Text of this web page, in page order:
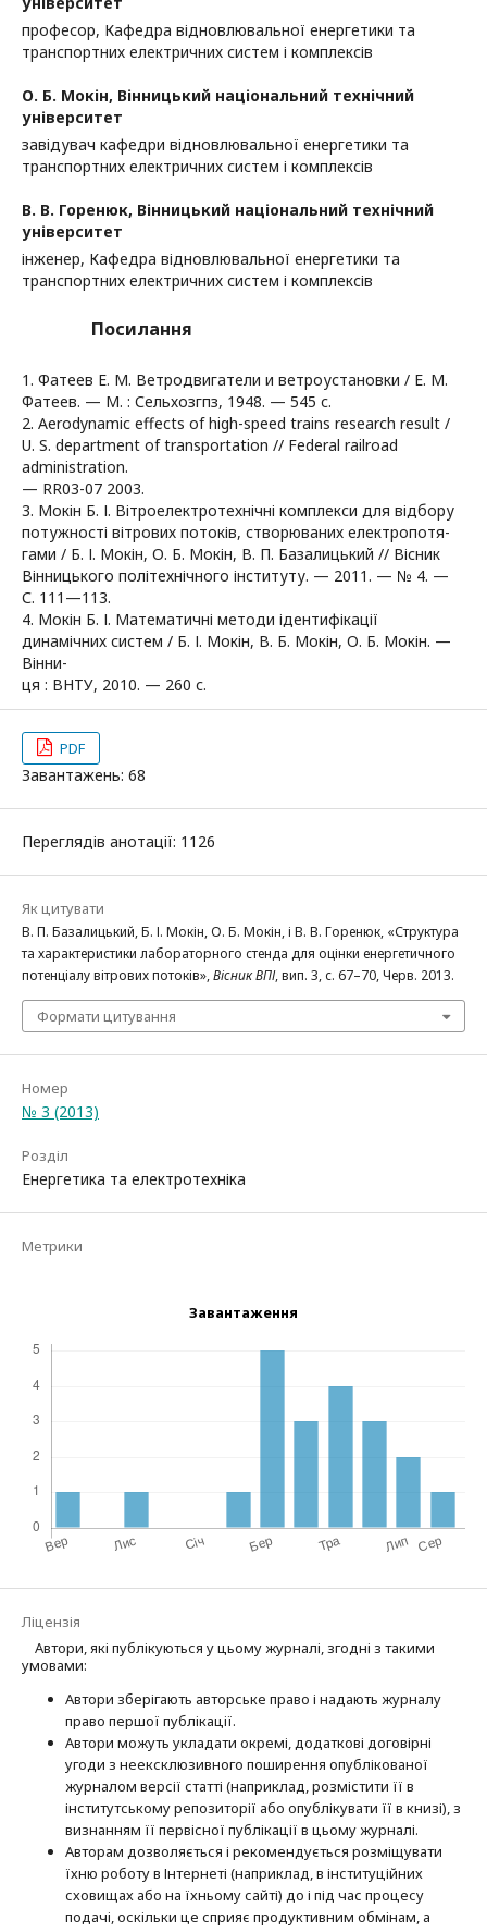
професор, Кафедра відновлювальної енергетики та
транспортних електричних систем і комплексів
О. Б. Мокін, Вінницький національний технічний
університет
завідувач кафедри відновлювальної енергетики та
транспортних електричних систем і комплексів
В. В. Горенюк, Вінницький національний технічний
університет
інженер, Кафедра відновлювальної енергетики та
транспортних електричних систем і комплексів
Посилання
1. Фатеев Е. М. Ветродвигатели и ветроустановки / Е. М.
Фатеев. — М. : Сельхозгпз, 1948. — 545 с.
2. Aerodynamic effects of high-speed trains research result /
U. S. department of transportation // Federal railroad
administration.
— RR03-07 2003.
3. Мокін Б. І. Вітроелектротехнічні комплекси для відбору
потужності вітрових потоків, створюваних електропотя-
гами / Б. І. Мокін, О. Б. Мокін, В. П. Базалицький // Вісник
Вінницького політехнічного інституту. — 2011. — № 4. —
С. 111—113.
4. Мокін Б. І. Математичні методи ідентифікації
динамічних систем / Б. І. Мокін, В. Б. Мокін, О. Б. Мокін. —
Вінни-
ця : ВНТУ, 2010. — 260 с.
PDF
Завантажень: 68
Переглядів анотації: 1126
Як цитувати
В. П. Базалицький, Б. І. Мокін, О. Б. Мокін, і В. В. Горенюк, «Структура
та характеристики лабораторного стенда для оцінки енергетичного
потенціалу вітрових потоків»,Вісник ВПІ, вип. 3, с. 67–70, Черв. 2013.
Формати цитування
Номер
№ 3 (2013)
Розділ
Енергетика та електротехніка
Метрики
Завантаження
Ліцензія
Автори, які публікуються у цьому журналі, згодні з такими
умовами:
Автори зберігають авторське право і надають журналу
право першої публі­кації.
Автори можуть укладати окремі, додат­кові договірні
угоди з неексклюзив­ного поширення опублікованої
журналом версії статті (наприклад, розмістити її в
інститутському репозиторії або опубліку­вати її в книзі), з
визнанням її первісної публікації в цьому журналі.
Авторам дозволяється і рекомендується розміщувати
їхню роботу в Інтернеті (наприклад, в інституційних
сховищах або на їхньому сайті) до і під час процесу
подачі, оскільки це сприяє продуктивним обмінам, а